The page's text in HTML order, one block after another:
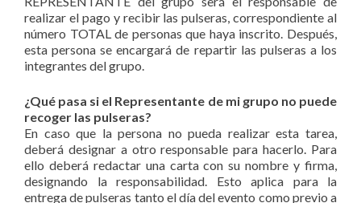
realizar el pago y recibir las pulseras, correspondiente al
número TOTAL de personas que haya inscrito. Después,
esta persona se encargará de repartir las pulseras a los
integrantes del grupo.
¿Qué pasa si el Representante de mi grupo no puede
recoger las pulseras?
En caso que la persona no pueda realizar esta tarea,
deberá designar a otro responsable para hacerlo. Para
ello deberá redactar una carta con su nombre y firma,
designando la responsabilidad. Esto aplica para la
entrega de pulseras tanto el día del evento como previo a